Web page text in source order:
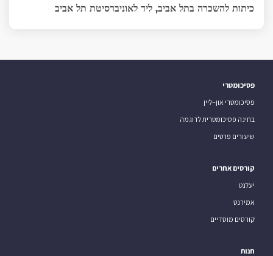
כיתות להשכרה בתל אביב, ליד לאוניברסיטת תל אביב
פסיכומטרי
פסיכומטרי און–ליין
בחינה פסיכומטרית לדוגמה
שיעורים פרטים
קורסים אחרים
יעלנט
אמירנט
קורסים מוסדיים
חנות